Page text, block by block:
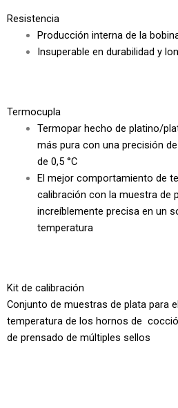
Resistencia
Producción interna de la
Insuperable en durabilidad y
Termocupla
Termopar hecho de platino/
más pura con una precisión
de 0,5 °C
El mejor comportamiento de
calibración con la muestra de
increíblemente precisa en un
temperatura
Kit de calibración
Conjunto de muestras de plata para
temperatura de los hornos de
de prensado de múltiples sellos